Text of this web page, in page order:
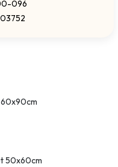
096
50x60cm